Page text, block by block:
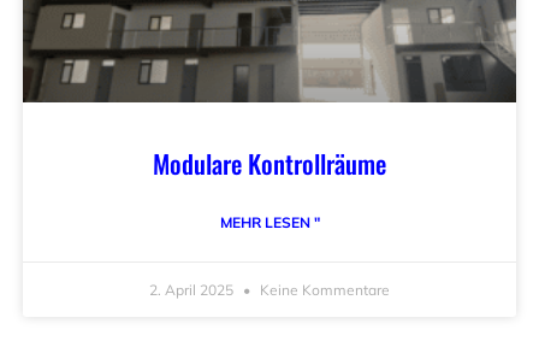
Modulare Kontrollräume
MEHR LESEN "
2. April 2025 Keine Kommentare